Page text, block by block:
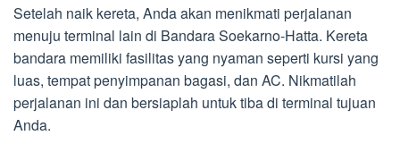
Setelah naik kereta, Anda akan menikmati perjalanan
menuju terminal lain di Bandara Soekarno-Hatta. Kereta
bandara memiliki fasilitas yang nyaman seperti kursi yang
luas, tempat penyimpanan bagasi, dan AC. Nikmatilah
perjalanan ini dan bersiaplah untuk tiba di terminal tujuan
Anda.